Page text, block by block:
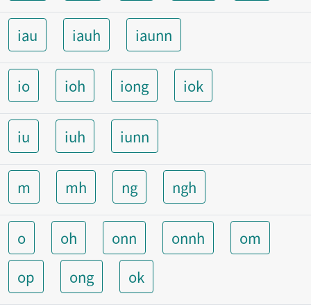
iau iauh iaunn
io ioh iong iok
iu iuh iunn
m mh ng ngh
o oh onn onnh
om
op
ong ok